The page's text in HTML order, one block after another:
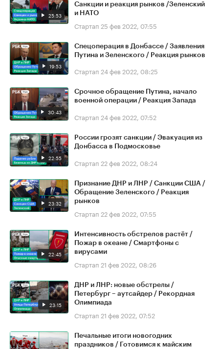
25:53
Санкции и реакция рынков /Зеленский
и НАТО
Стартап 25 фев 2022, 07:55
19:53
Спецоперация в Донбассе / Заявления
Путина и Зеленского / Реакция рынков
Стартап 24 фев 2022, 08:25
30:43
Срочное обращение Путина, начало
военной операции / Реакция Запада
Стартап 24 фев 2022, 07:52
22:55
России грозят санкции / Эвакуация из
Донбасса в Подмосковье
Стартап 22 фев 2022, 08:24
23:32
Признание ДНР и ЛНР / Санкции США /
Обращение Зеленского / Реакция
рынков
Стартап 22 фев 2022, 07:55
22:45
Интенсивность обстрелов растёт /
Пожар в океане / Смартфоны с
вирусами
Стартап 21 фев 2022, 08:26
23:15
ДНР и ЛНР: новые обстрелы /
Петербург – аутсайдер / Рекордная
Олимпиада
Стартап 21 фев 2022, 07:52
Печальные итоги новогодних
праздников / Готовимся к майским